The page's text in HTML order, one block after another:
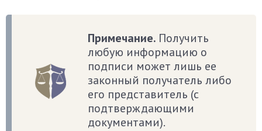
Примечание. Получить
любую информацию о
подписи может лишь ее
законный получатель либо
его представитель (с
подтверждающими
документами).